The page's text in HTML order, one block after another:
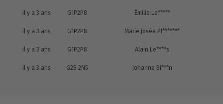
il y a 3 ans G1P2P8 Émilie Le*****
il y a 3 ans G1P2P8 Marie josée Pl*******
il y a 3 ans G1P2P8 Alain Le****s
il y a 3 ans G2B 2N5 Johanne Bi***n